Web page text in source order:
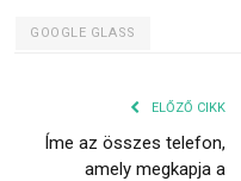
GOOGLE GLASS
ELŐZŐ CIKK
Íme az összes telefon,
amely megkapja a